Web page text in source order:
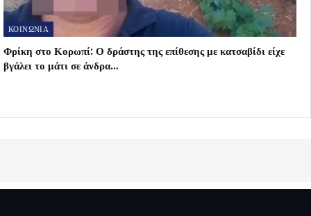
ΚΟΙΝΩΝΙΑ
Φρίκη στο Κορωπί: Ο δράστης της επίθεσης με κατσαβίδι είχε
βγάλει το μάτι σε άνδρα…